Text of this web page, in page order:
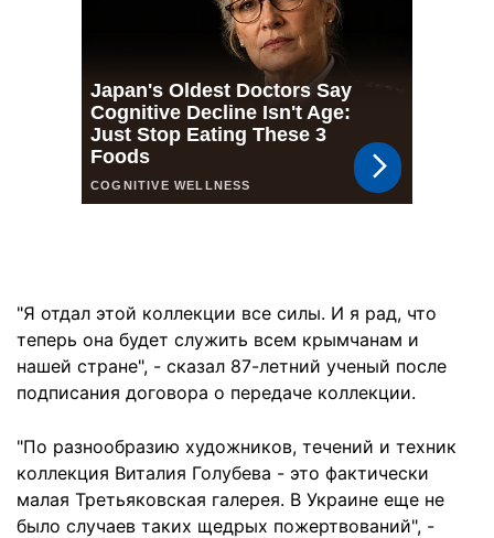
"Я отдал этой коллекции все силы. И я рад, что
теперь она будет служить всем крымчанам и
нашей стране", - сказал 87-летний ученый после
подписания договора о передаче коллекции.
"По разнообразию художников, течений и техник
коллекция Виталия Голубева - это фактически
малая Третьяковская галерея. В Украине еще не
было случаев таких щедрых пожертвований", -